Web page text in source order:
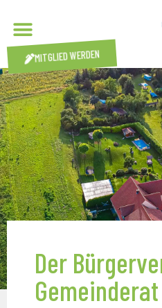
MITGLIED WERDEN
Der
Gemeinderat